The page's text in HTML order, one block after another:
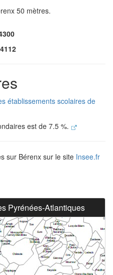
50 mètres.
établissements scolaires de
est de 7.5 %.
sur Bérenx sur le site Insee.fr
Pyrénées-Atlantiques